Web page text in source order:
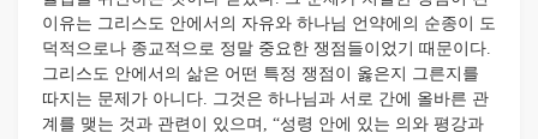
이유는 그리스도 안에서의 자유와 하나님 언약에의 순종이 도
덕적으로나 종교적으로 정말 중요한 쟁점들이었기 때문이다.
그리스도 안에서의 삶은 어떤 특정 쟁점이 옳은지 그른지를
따지는 문제가 아니다. 그것은 하나님과 서로 간에 올바른 관
계를 맺는 것과 관련이 있으며, “성령 안에 있는 의와 평강과